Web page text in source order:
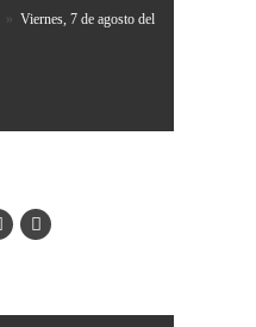
» Viernes, 7 de agosto del